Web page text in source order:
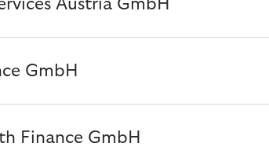
Austria GmbH
GmbH
Finance GmbH